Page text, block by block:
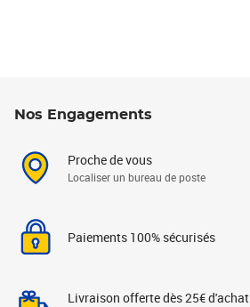
Nos Engagements
Proche de vous
Localiser un bureau de poste
Paiements 100% sécurisés
Livraison offerte dès 25€ d'achat